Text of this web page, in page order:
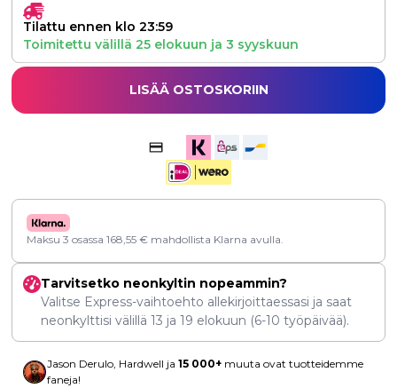
Tilattu ennen klo 23:59
Toimitettu välillä 25 elokuun ja 3 syyskuun
LISÄÄ OSTOSKORIIN
Maksu 3 osassa 168,55 € mahdollista Klarna avulla.
Tarvitsetko neonkyltin nopeammin?
Valitse Express-vaihtoehto allekirjoittaessasi ja saat
neonkylttisi välillä 13 ja 19 elokuun (6-10 työpäivää).
Jason Derulo, Hardwell ja 15 000+ muuta ovat tuotteidemme
faneja!